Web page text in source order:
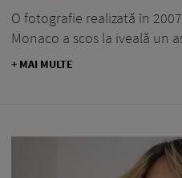
O fotografie realizată în
Monaco a scos la iveală un
+ MAI MULTE